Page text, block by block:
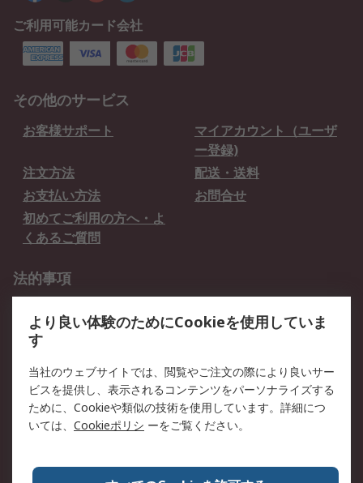
ご利用可能カード会社
その他のサービス
お客様サポート
マイアカウント（ユーザ
ー登録)
注文方法
配送・送料
お支払い方法
お問合せ
初めてご利用の方へ・よ
くあるご質問
法的事項
クッキーポリシー
RSについて
会社概要
採用情報
プレスリリース＆お知ら
コーポレートサイト
全世界のRS
RSの歴史
より良い体験のためにCookieを使用していま
す
当社のウェブサイトでは、閲覧やご注文の際により良いサー
ビスを提供し、表示されるコンテンツをパーソナライズする
ために、Cookieや類似の技術を使用しています。詳細につ
いては、 Cookieポリシ ーをご覧ください。